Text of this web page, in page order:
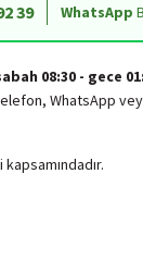
39 WhatsApp
08:30 - gece
WhatsApp